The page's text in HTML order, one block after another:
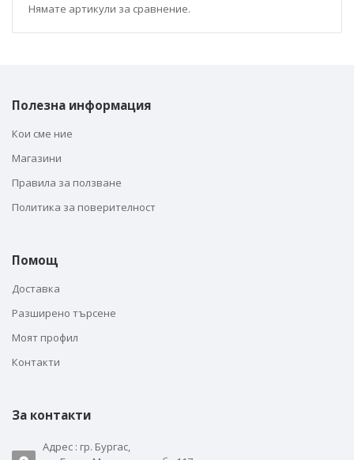
Нямате артикули за сравнение.
Полезна информация
Кои сме ние
Магазини
Правила за ползване
Политика за поверителност
Помощ
Доставка
Разширено търсене
Моят профил
Контакти
За контакти
Адрес : гр. Бургас,